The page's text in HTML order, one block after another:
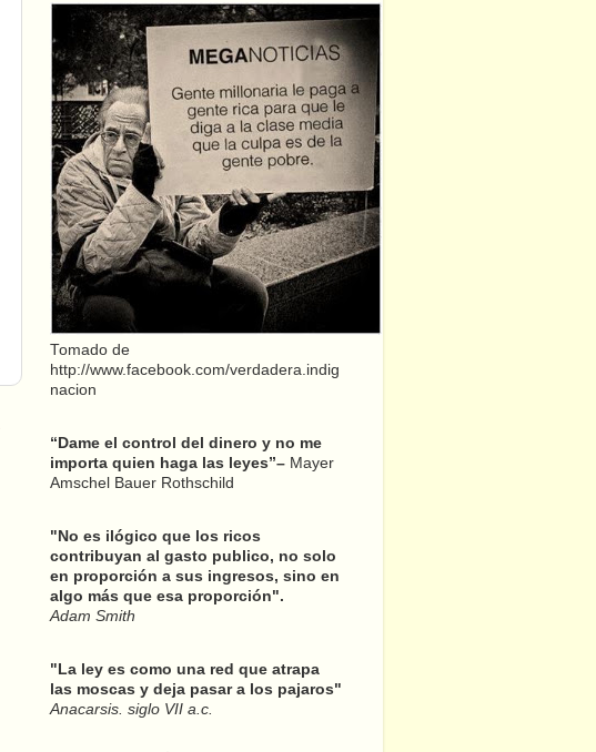
Tomado de
http://www.facebook.com/verdadera.indig
nacion
“Dame el control del dinero y no me
importa quien haga las leyes”– Mayer
Amschel Bauer Rothschild
"No es ilógico que los ricos
contribuyan al gasto publico, no solo
en proporción a sus ingresos, sino en
algo más que esa proporción".
Adam Smith
"La ley es como una red que atrapa
las moscas y deja pasar a los pajaros"
Anacarsis. siglo VII a.c.